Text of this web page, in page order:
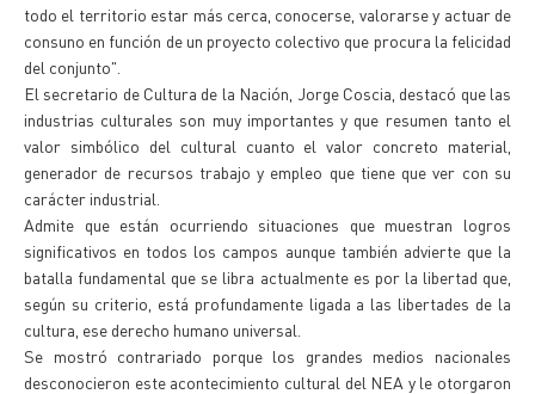
todo el territorio estar más cerca, conocerse, valorarse y actuar de
consuno en función de un proyecto colectivo que procura la felicidad
del conjunto".
El secretario de Cultura de la Nación, Jorge Coscia, destacó que las
industrias culturales son muy importantes y que resumen tanto el
valor simbólico del cultural cuanto el valor concreto material,
generador de recursos trabajo y empleo que tiene que ver con su
carácter industrial.
Admite que están ocurriendo situaciones que muestran logros
significativos en todos los campos aunque también advierte que la
batalla fundamental que se libra actualmente es por la libertad que,
según su criterio, está profundamente ligada a las libertades de la
cultura, ese derecho humano universal.
Se mostró contrariado porque los grandes medios nacionales
desconocieron este acontecimiento cultural del NEA y le otorgaron